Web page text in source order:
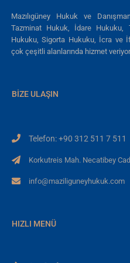
Mazılıgüney Hukuk ve
Tazminat Hukuk, İdare
Hukuku, Sigorta Hukuku, İcra ve
çok çeşitli alanlarında hizmet
BIZE ULAŞIN
Telefon: +90 312 511 7 511
Korkutreis Mah. Necatibey
info@maziliguneyhukuk.com
HIZLI MENÜ